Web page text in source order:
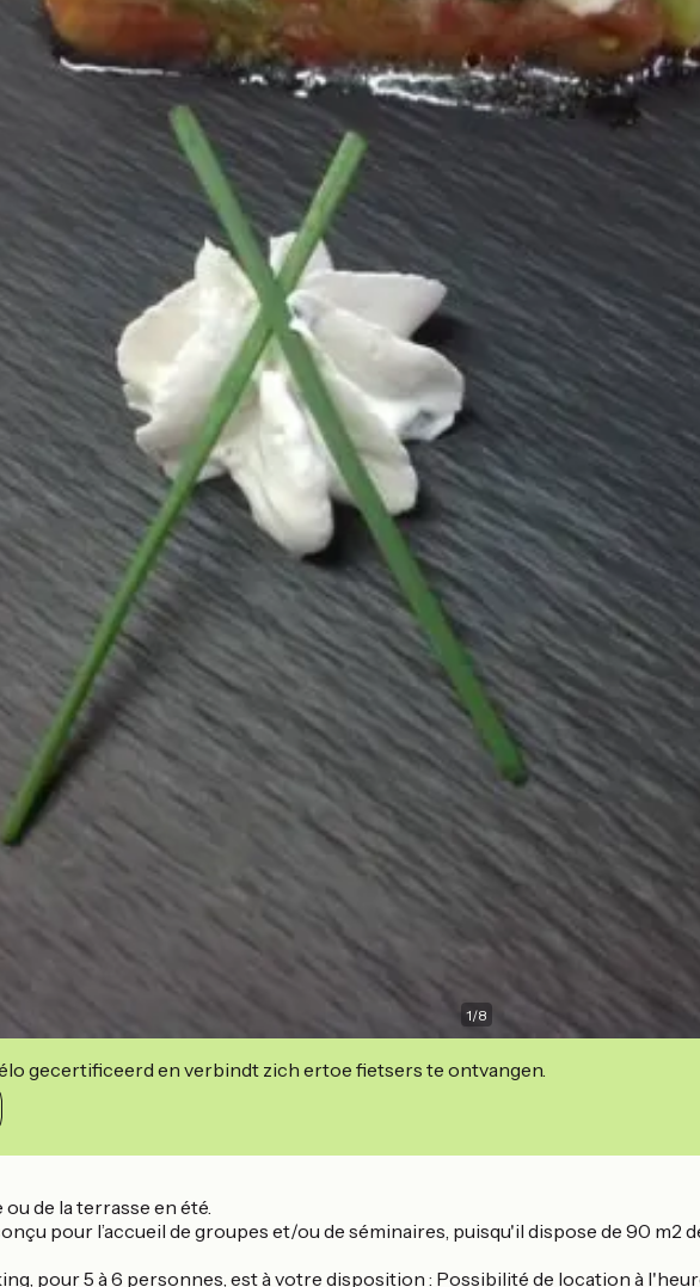
1/8
gecertificeerd en verbindt zich ertoe fietsers te ontvangen.
de la terrasse en été.
pour l’accueil de groupes et/ou de séminaires, puisqu'il dispose de 90 m2
pour 5 à 6 personnes, est à votre disposition : Possibilité de location à